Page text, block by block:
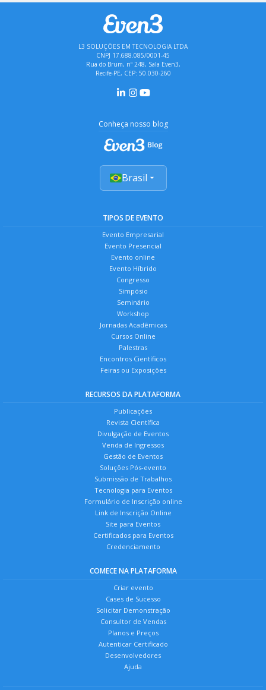
L3 SOLUÇÕES EM TECNOLOGIA LTDA
CNPJ 17.688.085/0001-45
Rua do Brum, nº 248, Sala Even3,
Recife-PE, CEP: 50.030-260
Conheça nosso blog
Brasil
TIPOS DE EVENTO
Evento Empresarial
Evento Presencial
Evento online
Evento Híbrido
Congresso
Simpósio
Seminário
Workshop
Jornadas Acadêmicas
Cursos Online
Palestras
Encontros Científicos
Feiras ou Exposições
RECURSOS DA PLATAFORMA
Publicações
Revista Científica
Divulgação de Eventos
Venda de Ingressos
Gestão de Eventos
Soluções Pós-evento
Submissão de Trabalhos
Tecnologia para Eventos
Formulário de Inscrição online
Link de Inscrição Online
Site para Eventos
Certificados para Eventos
Credenciamento
COMECE NA PLATAFORMA
Criar evento
Cases de Sucesso
Solicitar Demonstração
Consultor de Vendas
Planos e Preços
Autenticar Certificado
Desenvolvedores
Ajuda